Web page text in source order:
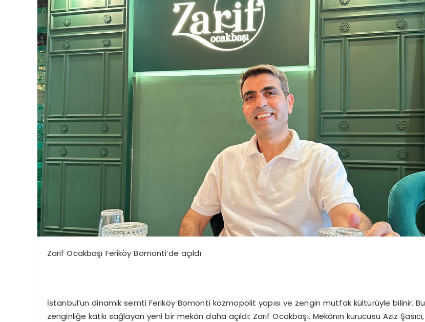
Zarif Ocakbaşı Feriköy Bomonti’de açıldı
İstanbul’un dinamik semti Feriköy Bomonti kozmopolit yapısı ve zengin mutfak kültürüyle bilinir. Bu
zenginliğe katkı sağlayan yeni bir mekân daha açıldı: Zarif Ocakbaşı. Mekânın kurucusu Aziz Şasıcı,